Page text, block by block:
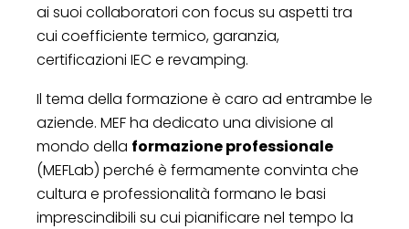
ai suoi collaboratori con focus su aspetti tra
cui coefficiente termico, garanzia,
certificazioni IEC e revamping.
Il tema della formazione è caro ad entrambe le
aziende. MEF ha dedicato una divisione al
mondo della formazione professionale
(MEFLab) perché è fermamente convinta che
cultura e professionalità formano le basi
imprescindibili su cui pianificare nel tempo la